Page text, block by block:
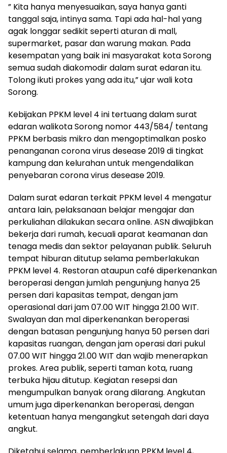
” Kita hanya menyesuaikan, saya hanya ganti
tanggal saja, intinya sama. Tapi ada hal-hal yang
agak longgar sedikit seperti aturan di mall,
supermarket, pasar dan warung makan. Pada
kesempatan yang baik ini masyarakat kota Sorong
semua sudah diakomodir dalam surat edaran itu.
Tolong ikuti prokes yang ada itu,” ujar wali kota
Sorong.
Kebijakan PPKM level 4 ini tertuang dalam surat
edaran walikota Sorong nomor 443/584/ tentang
PPKM berbasis mikro dan mengoptimalkan posko
penanganan corona virus desease 2019 di tingkat
kampung dan kelurahan untuk mengendalikan
penyebaran corona virus desease 2019.
Dalam surat edaran terkait PPKM level 4 mengatur
antara lain, pelaksanaan belajar mengajar dan
perkuliahan dilakukan secara online. ASN diwajibkan
bekerja dari rumah, kecuali aparat keamanan dan
tenaga medis dan sektor pelayanan publik. Seluruh
tempat hiburan ditutup selama pemberlakukan
PPKM level 4. Restoran ataupun café diperkenankan
beroperasi dengan jumlah pengunjung hanya 25
persen dari kapasitas tempat, dengan jam
operasional dari jam 07.00 WIT hingga 21.00 WIT.
Swalayan dan mal diperkenankan beroperasi
dengan batasan pengunjung hanya 50 persen dari
kapasitas ruangan, dengan jam operasi dari pukul
07.00 WIT hingga 21.00 WIT dan wajib menerapkan
prokes. Area publik, seperti taman kota, ruang
terbuka hijau ditutup. Kegiatan resepsi dan
mengumpulkan banyak orang dilarang. Angkutan
umum juga diperkenankan beroperasi, dengan
ketentuan hanya mengangkut setengah dari daya
angkut.